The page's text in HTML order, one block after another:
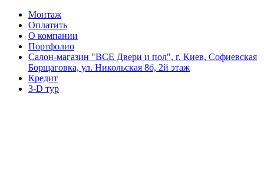
Монтаж
Оплатить
О компании
Портфолио
Салон-магазин "ВСЕ Двери и пол", г. Киев, Софиевская
Борщаговка, ул. Никольская 8б, 2й этаж
Кредит
3-D тур